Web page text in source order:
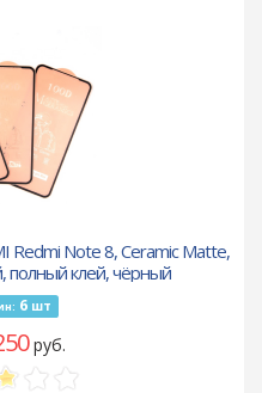
Redmi Note 8, Ceramic Matte,
полный клей, чёрный
6 шт
руб.